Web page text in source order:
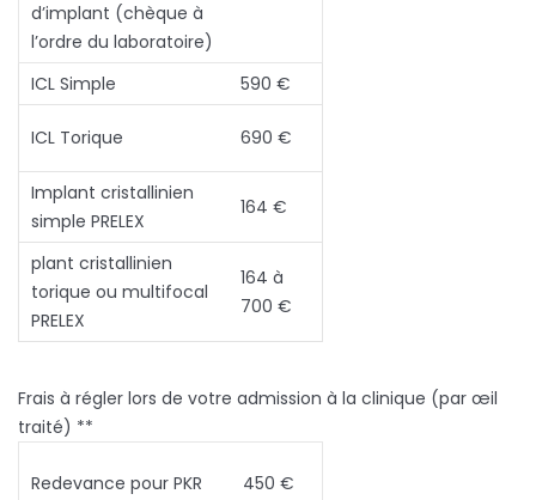
d’implant (chèque à
l’ordre du laboratoire)
ICL Simple
590 €
ICL Torique 690 €
Implant cristallinien
simple PRELEX
164 €
plant cristallinien
torique ou multifocal
PRELEX
164 à
700 €
Frais à régler lors de votre admission à la clinique (par œil
traité) **
Redevance pour PKR 450 €